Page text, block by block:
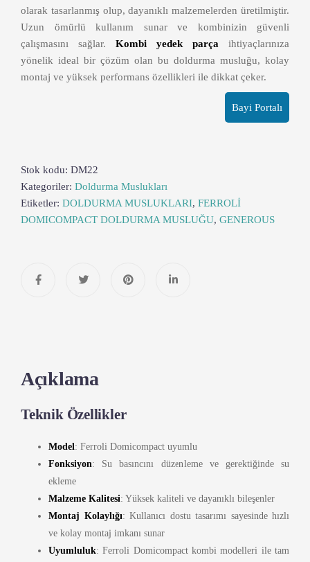
olarak tasarlanmış olup, dayanıklı malzemelerden üretilmiştir.
Uzun ömürlü kullanım sunar ve kombinizin güvenli
çalışmasını sağlar. Kombi yedek parça ihtiyaçlarınıza
yönelik ideal bir çözüm olan bu doldurma musluğu, kolay
montaj ve yüksek performans özellikleri ile dikkat çeker.
Bayi Portalı
Stok kodu: DM22
Kategoriler: Doldurma Muslukları
Etiketler: DOLDURMA MUSLUKLARI, FERROLİ
DOMICOMPACT DOLDURMA MUSLUĞU, GENEROUS
Açıklama
Teknik Özellikler
Model: Ferroli Domicompact uyumlu
Fonksiyon: Su basıncını düzenleme ve gerektiğinde su
ekleme
Malzeme Kalitesi: Yüksek kaliteli ve dayanıklı bileşenler
Montaj Kolaylığı: Kullanıcı dostu tasarımı sayesinde hızlı
ve kolay montaj imkanı sunar
Uyumluluk: Ferroli Domicompact kombi modelleri ile tam